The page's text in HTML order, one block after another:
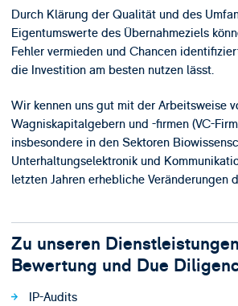
Durch Klärung der Qualität und des
Eigentumswerte des Übernahmeziels
Fehler vermieden und Chancen
die Investition am besten nutzen lässt.
Wir kennen uns gut mit der Arbeitsweise
Wagniskapitalgebern und -firmen (VC-
insbesondere in den Sektoren
Unterhaltungselektronik und
letzten Jahren erhebliche Veränderungen
Zu unseren
Bewertung und Due
IP-Audits